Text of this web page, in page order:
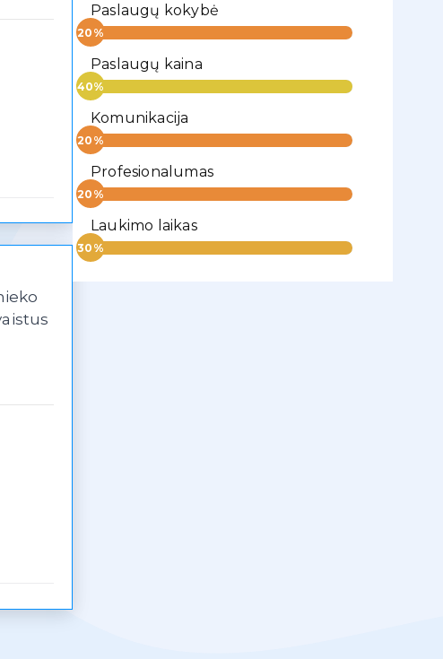
Paslaugų kokybė
Paslaugų kaina
Komunikacija
Profesionalumas
Laukimo laikas